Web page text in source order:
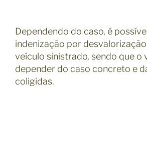
Dependendo do caso, é
indenização por
veículo sinistrado, sendo que o
depender do caso concreto e
coligidas.